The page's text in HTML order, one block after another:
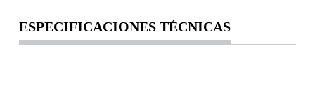
ESPECIFICACIONES TÉCNICAS